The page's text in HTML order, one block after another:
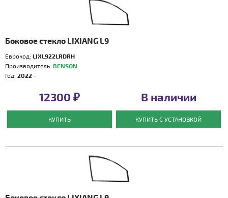
Боковое стекло LIXIANG L9
Еврокод: LIXL922LRDRH
Производитель: BENSON
Год: 2022 -
12300 ₽
КУПИТЬ
В наличии
КУПИТЬ С УСТАНОВКОЙ